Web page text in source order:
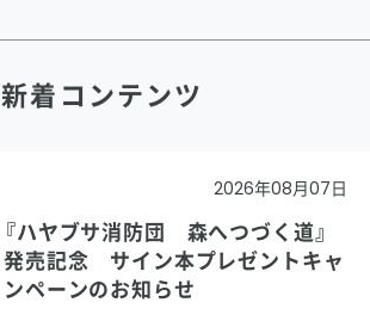
新着コンテンツ
2026年08月07日
『ハヤブサ消防団 森へつづく道』
発売記念 サイン本プレゼントキャ
ンペーンのお知らせ